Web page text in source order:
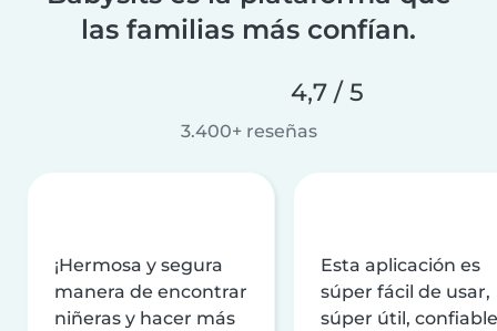
las familias más confían.
4,7 / 5
3.400+ reseñas
¡Hermosa y segura
manera de encontrar
niñeras y hacer más
Esta aplicación es
súper fácil de usar,
súper útil,